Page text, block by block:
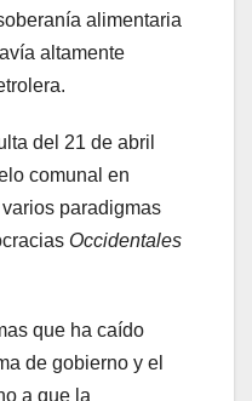
alimentaria
altamente
del 21 de abril
comunal en
paradigmas
Occidentales
que ha caído
de gobierno y el
a que la